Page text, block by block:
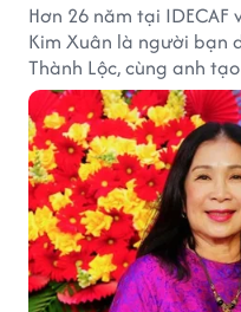
Hơn 26 năm tại
Kim Xuân là người bạn
Thành Lộc, cùng anh
khấu.